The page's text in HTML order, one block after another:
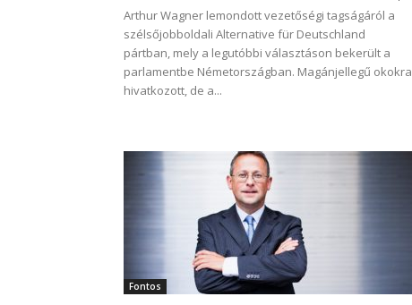
Arthur Wagner lemondott vezetőségi tagságáról a
szélsőjobboldali Alternative für Deutschland
pártban, mely a legutóbbi választáson bekerült a
parlamentbe Németországban. Magánjellegű okokra
hivatkozott, de a...
Fontos